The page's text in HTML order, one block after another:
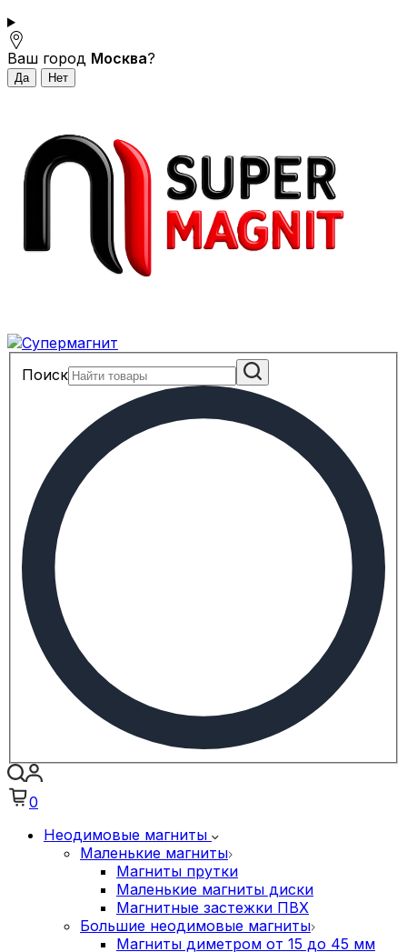
Ваш город Москва?
Поиск
0
Неодимовые магниты
Маленькие магниты
Магниты прутки
Маленькие магниты диски
Магнитные застежки ПВХ
Большие неодимовые магниты
Магниты диметром от 15 до 45 мм